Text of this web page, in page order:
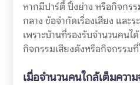
หากมีปาร์ตี้ ปิ้งย่าง หรือกิจกร
กลาง ข้อจำกัดเรื่องเสียง และร
เพราะบ้านที่รองรับจำนวนคนไ
กิจกรรมเสียงดังหรือกิจกรรม
เมื่อจำนวนคนใกล้เต็มควา